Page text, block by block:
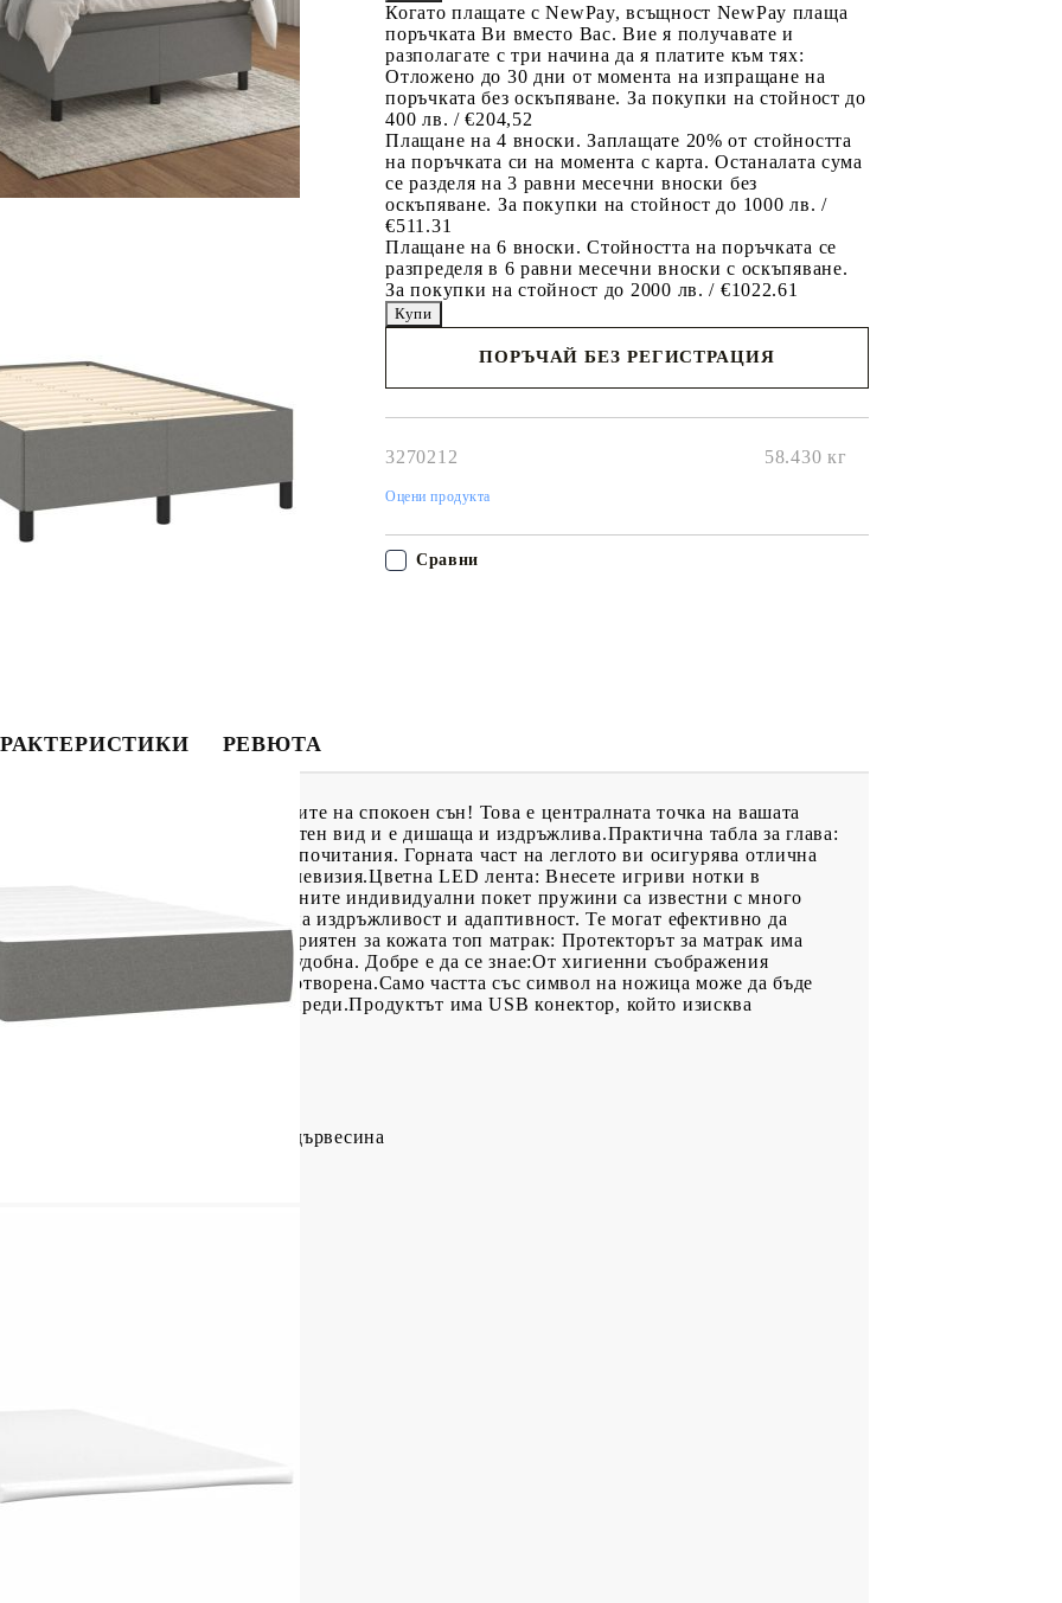
Когато плащате с NewPay, всъщност NewPay плаща
поръчката Ви вместо Вас. Вие я получавате и
разполагате с три начина да я платите към тях:
Отложено до 30 дни от момента на изпращане на
поръчката без оскъпяване. За покупки на стойност до
400 лв. / €204,52
Плащане на 4 вноски. Заплащате 20% от стойността
на поръчката си на момента с карта. Останалата сума
се разделя на 3 равни месечни вноски без
оскъпяване. За покупки на стойност до 1000 лв. /
€511.31
Плащане на 6 вноски. Стойността на поръчката се
разпределя в 6 равни месечни вноски с оскъпяване.
За покупки на стойност до 2000 лв. / €1022.61
ПОРЪЧАЙ БЕЗ РЕГИСТРАЦИЯ
3270212 58.430 кг
Оцени продукта
Сравни
РЕВЮТА
с матрак и LED, за да се насладите на спокоен сън! Това е централната точка на вашата
се отличава със семпъл и изчистен вид и е дишаща и издръжлива.Практична табла за глава:
на височина според вашите предпочитания. Горната част на леглото ви осигурява отлична
за да четете или гледате телевизия.Цветна LED лента: Внесете игриви нотки в
пружинен матрак: Вградените индивидуални покет пружини са известни с много
осигуряват високо ниво на издръжливост и адаптивност. Те могат ефективно да
от мятане и въртене.Благоприятен за кожата топ матрак: Протекторът за матрак има
материя, което я прави мека и удобна. Добре е да се знае:От хигиенни съображения
опаковката е отстранена или отворена.Само частта със символ на ножица може да бъде
да функционира както преди.Продуктът има USB конектор, който изисква
(не е включен).
шперплат, масивна борова дървесина
(100% полиестер)